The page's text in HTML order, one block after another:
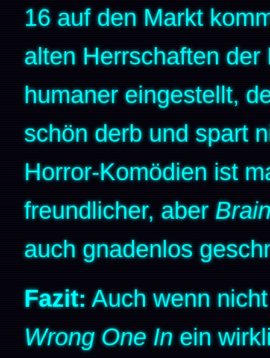
16 auf den Markt
alten Herrschaften
humaner eingestellt,
schön derb und spart
Horror-Komödien ist
freundlicher, aber
auch gnadenlos
Fazit:Auch wenn
Wrong One Inein